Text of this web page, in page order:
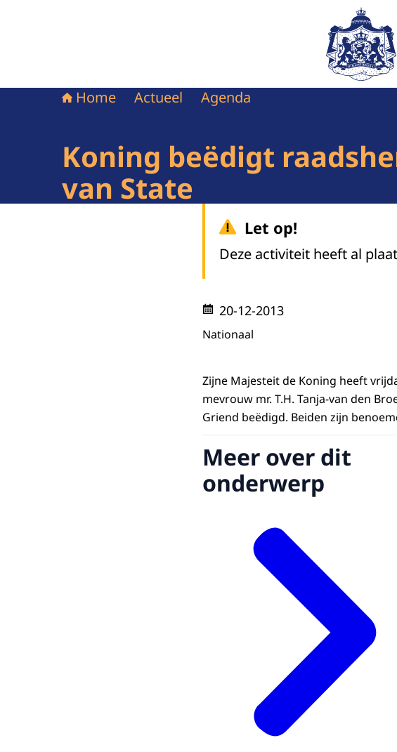
Naar de
Home Actueel Agenda
Koning beëdigt
van State
Let op!
Deze activiteit heeft al
20-12-2013
Nationaal
Zijne Majesteit de Koning heeft
mevrouw mr. T.H. Tanja-van den
Griend beëdigd. Beiden zijn
Meer over dit
onderwerp